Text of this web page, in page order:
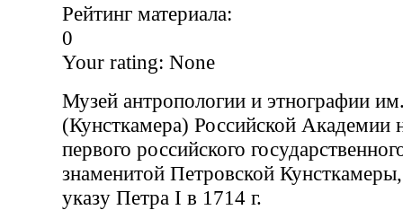
Рейтинг материала:
0
Your rating: None
Музей антропологии и этнографии
(Кунсткамера) Российской Академии
первого российского
знаменитой Петровской
указу Петра I в 1714 г.